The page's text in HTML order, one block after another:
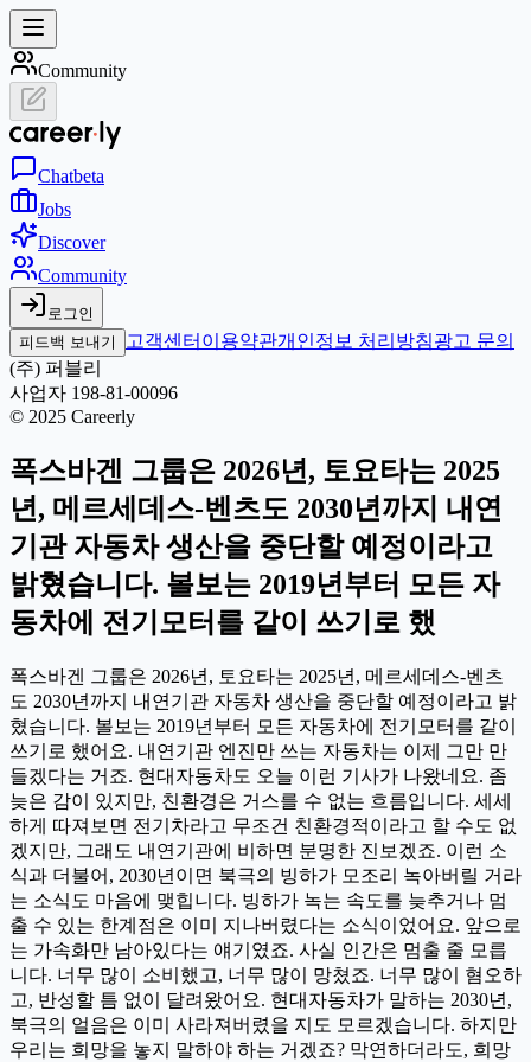
Community
Chatbeta
Jobs
Discover
Community
로그인
피드백 보내기
고객센터 이용약관개인정보 처리방침광고 문의
(주) 퍼블리
사업자 198-81-00096
© 2025 Careerly
폭스바겐 그룹은 2026년, 토요타는 2025
년, 메르세데스-벤츠도 2030년까지 내연
기관 자동차 생산을 중단할 예정이라고
밝혔습니다. 볼보는 2019년부터 모든 자
동차에 전기모터를 같이 쓰기로 했
폭스바겐 그룹은 2026년, 토요타는 2025년, 메르세데스-벤츠
도 2030년까지 내연기관 자동차 생산을 중단할 예정이라고 밝
혔습니다. 볼보는 2019년부터 모든 자동차에 전기모터를 같이
쓰기로 했어요. 내연기관 엔진만 쓰는 자동차는 이제 그만 만
들겠다는 거죠. 현대자동차도 오늘 이런 기사가 나왔네요. 좀
늦은 감이 있지만, 친환경은 거스를 수 없는 흐름입니다. 세세
하게 따져보면 전기차라고 무조건 친환경적이라고 할 수도 없
겠지만, 그래도 내연기관에 비하면 분명한 진보겠죠. 이런 소
식과 더불어, 2030년이면 북극의 빙하가 모조리 녹아버릴 거라
는 소식도 마음에 맺힙니다. 빙하가 녹는 속도를 늦추거나 멈
출 수 있는 한계점은 이미 지나버렸다는 소식이었어요. 앞으로
는 가속화만 남아있다는 얘기였죠. 사실 인간은 멈출 줄 모릅
니다. 너무 많이 소비했고, 너무 많이 망쳤죠. 너무 많이 혐오하
고, 반성할 틈 없이 달려왔어요. 현대자동차가 말하는 2030년,
북극의 얼음은 이미 사라져버렸을 지도 모르겠습니다. 하지만
우리는 희망을 놓지 말하야 하는 거겠죠? 막연하더라도, 희망